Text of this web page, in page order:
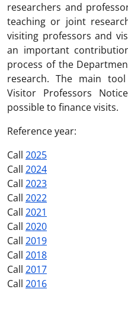
researchers and
teaching or joint
visiting professors and
an important
process of the
research. The main
Visitor Professors
possible to finance visits.
Reference year:
Call 2025
Call 2024
Call 2023
Call 2022
Call 2021
Call 2020
Call 2019
Call 2018
Call 2017
Call 2016